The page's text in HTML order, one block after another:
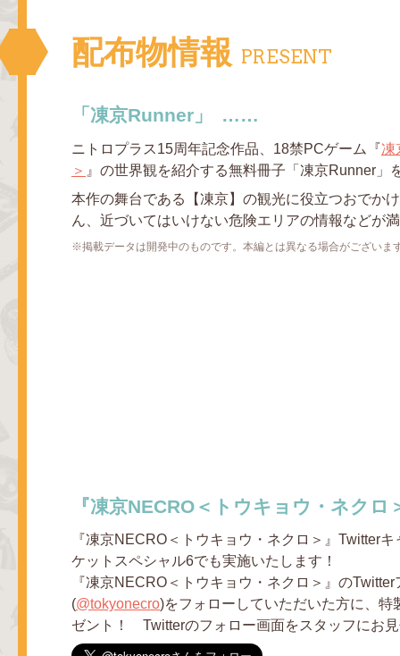
配布物情報 PRESENT
「凍京Runner」
ニトロプラス15周年記念作品、18禁PCゲーム『凍
＞ 』の世界観を紹介する無料冊子「凍京Runner」
本作の舞台である【凍京】の観光に役立つおでか
ん、近づいてはいけない危険エリアの情報などが
掲載データは開発中のものです。本編とは異なる場合がございま
『凍京NECRO＜トウキョウ・ネク
『凍京NECRO＜トウキョウ・ネクロ＞』Twitter
ケットスペシャル6でも実施いたします！
『凍京NECRO＜トウキョウ・ネクロ＞』のTwitter
(@tokyonecro)をフォローしていただいた方に、特
ゼント！ Twitterのフォロー画面をスタッフにお